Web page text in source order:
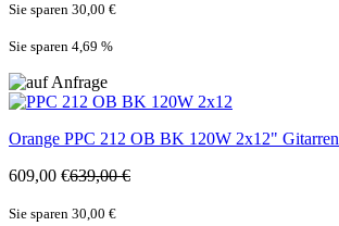
Sie sparen 30,00 €
Sie sparen 4,69 %
Orange PPC 212 OB BK 120W 2x12"
609,00 €639,00 €
Sie sparen 30,00 €